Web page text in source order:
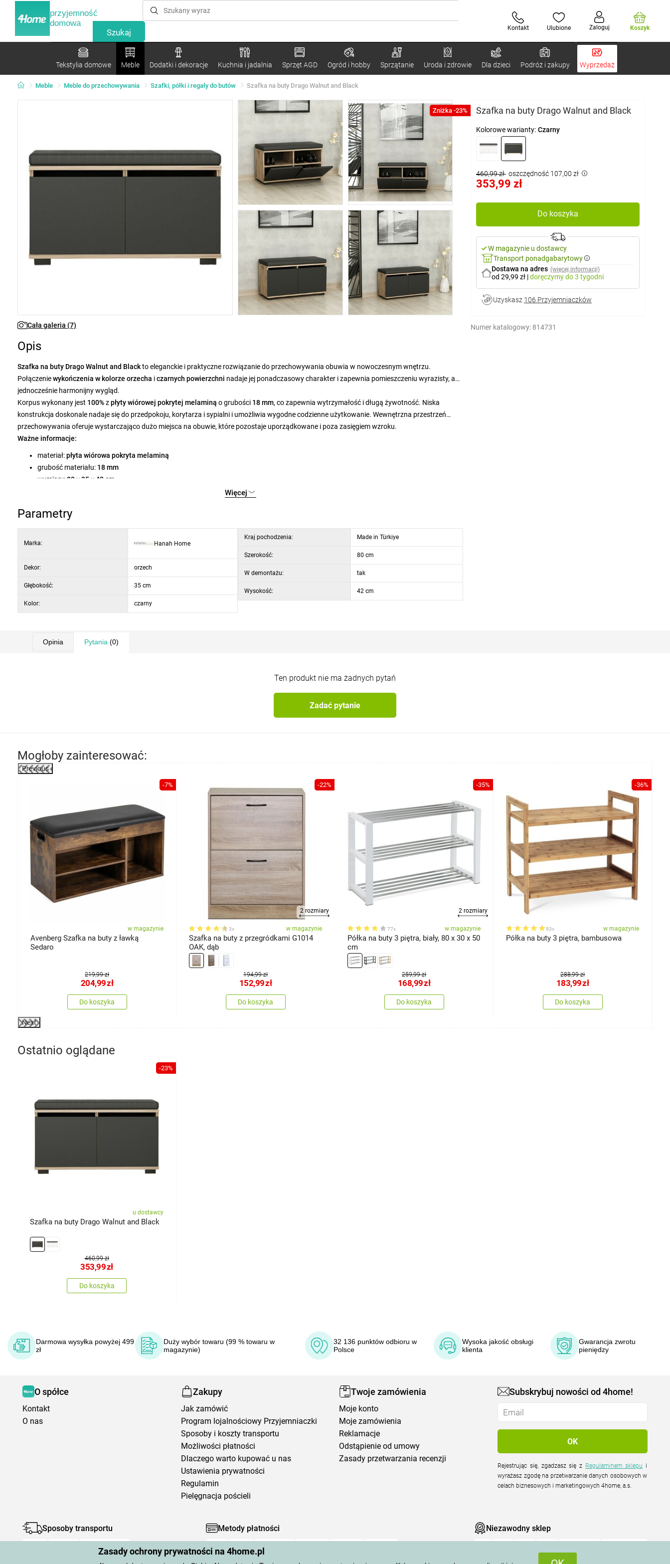
Zasady ochrony prywatności na 4home.pl
przyjemność
domowa
Kontakt Ulubione Zaloguj Koszyk
Tekstylia domowe Meble Dodatki i dekoracje Kuchnia i jadalnia Sprzęt AGD Ogród i hobby Sprzątanie Uroda i zdrowie Dla dzieci Podróż i zakupy Wyprzedaż
Meble Meble do przechowywania Szafki, półki i regały do butów Szafka na buty Drago Walnut and Black
Zniżka -23%
Cała galeria (7)
Szafka na buty Drago Walnut and Black
Kolorowe warianty: Czarny
460,99 zł oszczędność 107,00 zł
353,99 zł
Do koszyka
W magazynie u dostawcy
Transport ponadgabarytowy
Dostawa na adres (więcej informacji)
od 29,99 zł |doręczymydo 3 tygodni
Uzyskasz 106 Przyjemniaczków
Numer katalogowy: 814731
Opis
Szafka na buty Drago Walnut and Blackto eleganckie i praktyczne rozwiązanie do przechowywania obuwia w nowoczesnym wnętrzu.
Połączeniewykończenia w kolorze orzecha iczarnych powierzchni nadaje jej ponadczasowy charakter i zapewnia pomieszczeniu wyrazisty, a
jednocześnie harmonijny wygląd.
Korpus wykonany jest 100%zpłyty wiórowej pokrytej melaminą o grubości 18 mm, co zapewnia wytrzymałość i długą żywotność. Niska
konstrukcja doskonale nadaje się do przedpokoju, korytarza i sypialni i umożliwia wygodne codzienne użytkowanie. Wewnętrzna przestrzeń
przechowywania oferuje wystarczająco dużo miejsca na obuwie, które pozostaje uporządkowane i poza zasięgiem wzroku.
Ważne informacje:
materiał:płyta wiórowa pokryta melaminą
grubość materiału: 18 mm
wymiary: 80 × 35 × 42 cm
Więcej
Parametry
Marka: Hanah Home
Dekor: orzech
Głębokość: 35 cm
Kolor: czarny
Kraj pochodzenia: Made in Türkiye
Szerokość: 80 cm
W demontażu: tak
Wysokość: 42 cm
Opinia Pytania (0)
Ten produkt nie ma żadnych pytań
Zadać pytanie
Mogłoby zainteresować:
Previous
-7%
w magazynie
Avenberg Szafka na buty z ławką
Sedaro
219,99 zł
204,99zł
Do koszyka
-22%
2 rozmiary
3x w magazynie
Szafka na buty z przegródkami G1014
OAK, dąb
194,99 zł
152,99zł
Do koszyka
-35%
2 rozmiary
77x w magazynie
Półka na buty 3 piętra, biały, 80 x 30 x 50
cm
259,99 zł
168,99zł
Do koszyka
-36%
93x w magazynie
Półka na buty 3 piętra, bambusowa
288,99 zł
183,99zł
Do koszyka
Next
Ostatnio oglądane
-23%
u dostawcy
Szafka na buty Drago Walnut and Black
460,99 zł
353,99zł
Do koszyka
Darmowa wysyłka powyżej 499
zł
Duży wybór towaru (99 % towaru w
magazynie)
32 136 punktów odbioru w
Polsce
Wysoka jakość obsługi
klienta
Gwarancja zwrotu
pieniędzy
O spółce
Kontakt
O nas
Zakupy
Jak zamówić
Program lojalnościowy Przyjemniaczki
Sposoby i koszty transportu
Możliwości płatności
Dlaczego warto kupować u nas
Ustawienia prywatności
Regulamin
Pielęgnacja pościeli
Twoje zamówienia
Moje konto
Moje zamówienia
Reklamacje
Odstąpienie od umowy
Zasady przetwarzania recenzji
Subskrybuj nowości od 4home!
Rejestrując się, zgadzasz się z Regulaminem sklepu
wyrażasz zgodę na przetwarzanie danych osobowych w
celach biznesowych i marketingowych 4home, a.s.
Sposoby transportu Metody płatności Niezawodny sklep